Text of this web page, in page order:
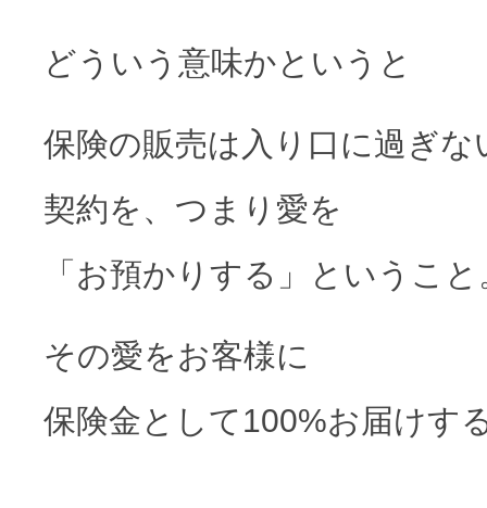
どういう意味かというと
保険の販売は入り口に過ぎな
契約を、つまり愛を
「お預かりする」ということ
その愛をお客様に
保険金として100%お届けす